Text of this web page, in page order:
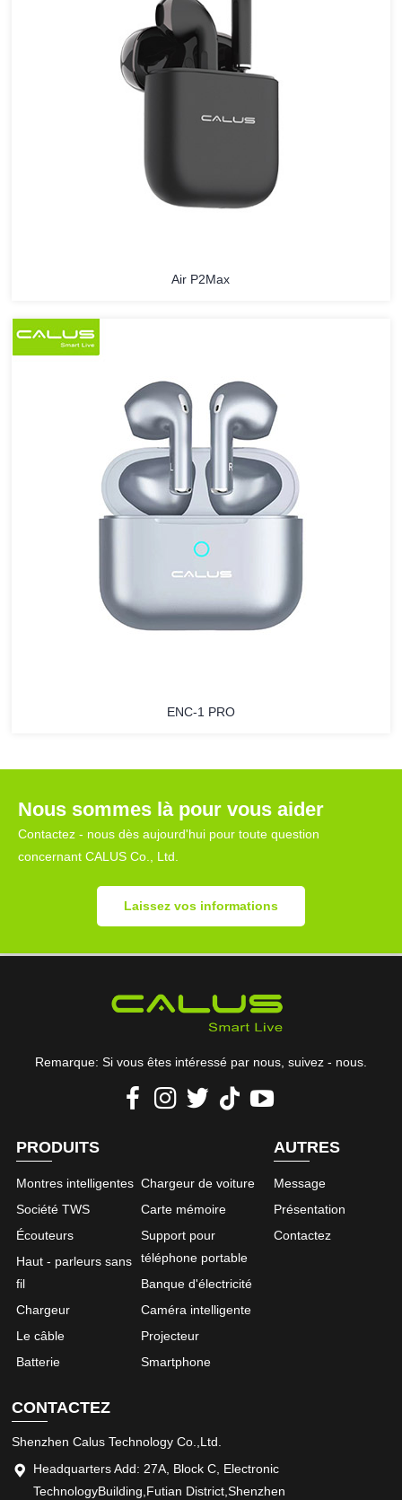
Air P2Max
ENC-1 PRO
Nous sommes là pour vous aider
Contactez - nous dès aujourd'hui pour toute question
concernant CALUS Co., Ltd.
Laissez vos informations
Remarque: Si vous êtes intéressé par nous, suivez - nous.
PRODUITS
Montres intelligentes
Société TWS
Écouteurs
Haut - parleurs sans
fil
Chargeur
Le câble
Batterie
Chargeur de voiture
Carte mémoire
Support pour
téléphone portable
Banque d'électricité
Caméra intelligente
Projecteur
Smartphone
AUTRES
Message
Présentation
Contactez
CONTACTEZ
Shenzhen Calus Technology Co.,Ltd.
Headquarters Add: 27A, Block C, Electronic
TechnologyBuilding,Futian District,Shenzhen